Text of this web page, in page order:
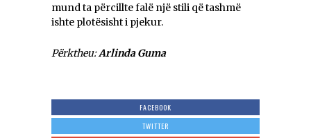
mund ta përcillte falë një stili që tashmë
ishte plotësisht i pjekur.
Përktheu:Arlinda Guma
FACEBOOK
TWITTER